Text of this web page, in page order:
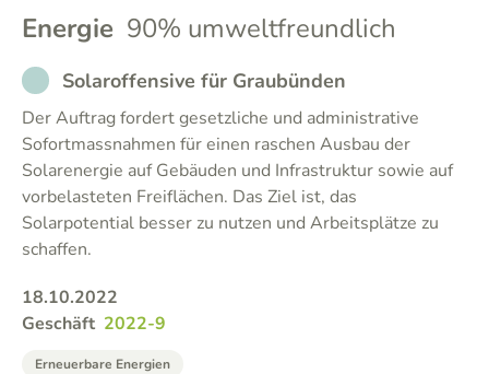
Energie 90% umweltfreundlich
NOT_PARTICIPATED
Solaroffensive für Graubünden
Der Auftrag fordert gesetzliche und administrative
Sofortmassnahmen für einen raschen Ausbau der
Solarenergie auf Gebäuden und Infrastruktur sowie auf
vorbelasteten Freiflächen. Das Ziel ist, das
Solarpotential besser zu nutzen und Arbeitsplätze zu
schaffen.
18.10.2022
Geschäft 2022-9
Erneuerbare Energien